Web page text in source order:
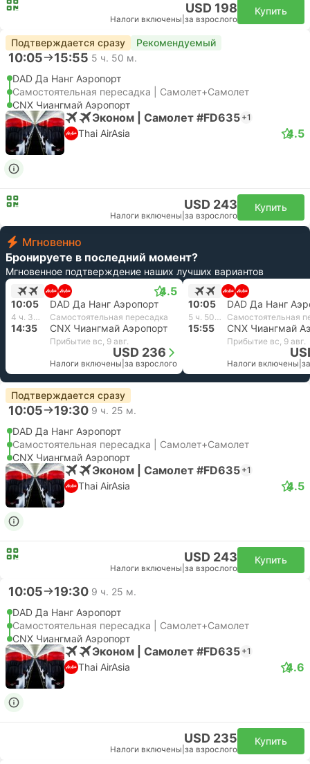
USD 198
Налоги включены за взрослого
Купить
Подтверждается сразу Рекомендуемый
10:05 15:55 5 ч. 50 м.
DAD Да Нанг Аэропорт
Самостоятельная пересадка | Самолет+Самолет
CNX Чиангмай Аэропорт
Эконом | Самолет #FD635 +1
Thai AirAsia 4.5
USD 243
Налоги включены за взрослого
Купить
Мгновенно
Бронируете в последний момент?
Мгновенное подтверждение наших лучших вариантов
4.5
10:05 DAD Да Нанг Аэропорт
4 ч. 30 м. Самостоятельная пересадка
14:35 CNX Чиангмай Аэропорт
Прибытие вс, 9 авг.
USD 236
Налоги включены за взрослого
10:05 DAD Да Нанг
5 ч. 50 м. Самостоятельная
15:55 CNX Чиангмай
Прибытие вс, 9 авг.
Налоги включены
Подтверждается сразу
10:05 19:30 9 ч. 25 м.
DAD Да Нанг Аэропорт
Самостоятельная пересадка | Самолет+Самолет
CNX Чиангмай Аэропорт
Эконом | Самолет #FD635 +1
Thai AirAsia 4.5
USD 243
Налоги включены за взрослого
Купить
10:05 19:30 9 ч. 25 м.
DAD Да Нанг Аэропорт
Самостоятельная пересадка | Самолет+Самолет
CNX Чиангмай Аэропорт
Эконом | Самолет #FD635 +1
Thai AirAsia 4.6
USD 235
Налоги включены за взрослого
Купить